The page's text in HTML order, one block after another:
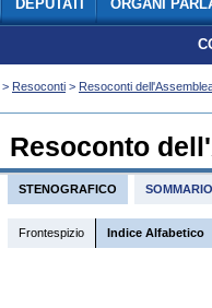
DEPUTATI ORGANI
> Resoconti > Resoconti
Resoconto
STENOGRAFICO SOMMARIO
Frontespizio Indice Alfabetico